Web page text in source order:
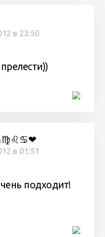
в 23:50
в 01:51
подходит!